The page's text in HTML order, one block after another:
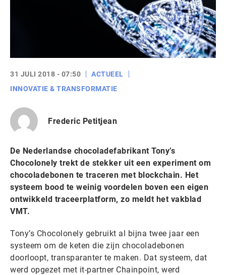
31 JULI 2018 - 07:50
ACTUEEL
INNOVATIE & TRANSFORMATIE
Frederic Petitjean
De Nederlandse chocoladefabrikant Tony’s
Chocolonely trekt de stekker uit een experiment om
chocoladebonen te traceren met blockchain. Het
systeem bood te weinig voordelen boven een eigen
ontwikkeld traceerplatform, zo meldt het vakblad
VMT.
Tony’s Chocolonely gebruikt al bijna twee jaar een
systeem om de keten die zijn chocoladebonen
doorloopt, transparanter te maken. Dat systeem, dat
werd opgezet met it-partner Chainpoint, werd